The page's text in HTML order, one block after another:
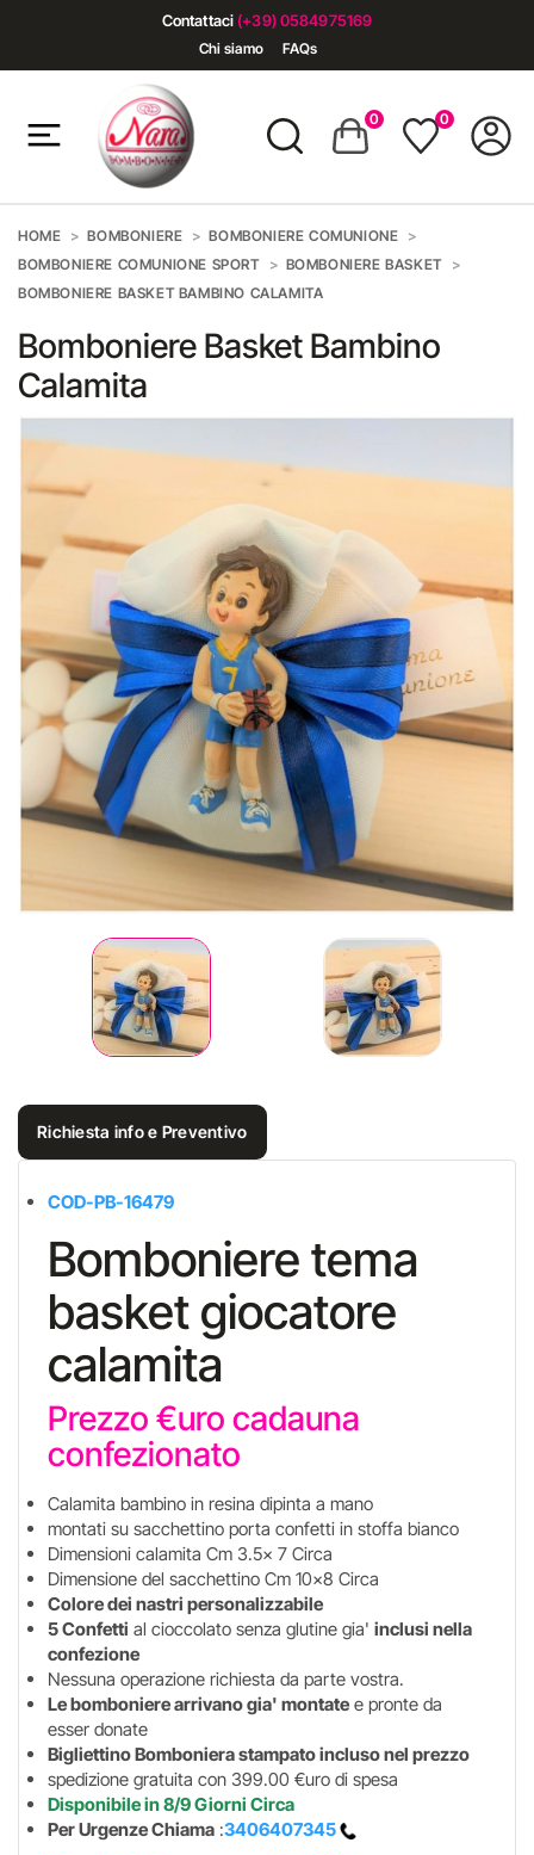
Contattaci (+39) 0584975169
Chi siamo FAQs
0 0
HOME BOMBONIERE
BOMBONIERE COMUNIONE
BOMBONIERE COMUNIONE SPORT
BOMBONIERE BASKET
BOMBONIERE BASKET BAMBINO CALAMITA
Bomboniere Basket Bambino
Calamita
Richiesta info e Preventivo
COD-PB-16479
Bomboniere tema
basket giocatore
calamita
Prezzo €uro cadauna
confezionato
Calamita bambino in resina dipinta a mano
montati su sacchettino porta confetti in stoffa bianco
Dimensioni calamita Cm 3.5x 7 Circa
Dimensione del sacchettino Cm 10x8 Circa
Colore dei nastri personalizzabile
5 Confetti al cioccolato senza glutine gia' inclusi nella
confezione
Nessuna operazione richiesta da parte vostra.
Le bomboniere arrivano gia' montate e pronte da
esser donate
Bigliettino Bomboniera stampato incluso nel prezzo
spedizione gratuita con 399.00 €uro di spesa
Disponibile in 8/9 Giorni Circa
Per Urgenze Chiama :3406407345